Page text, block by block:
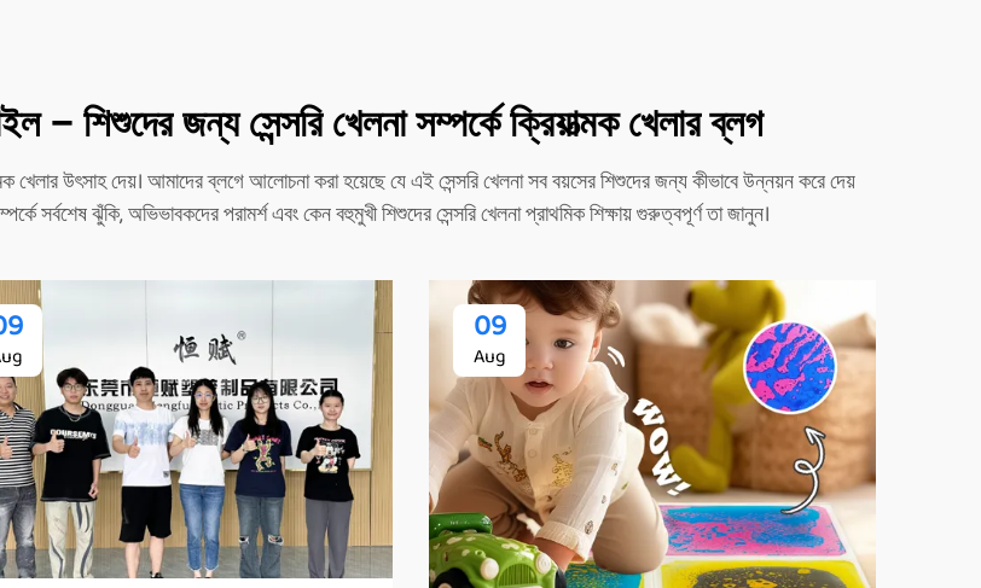
শিশুদের জন্য সেন্সরি খেলনা সম্পর্কে ক্রিয়াত্মক খেলার ব্লগ
খেলার উৎসাহ দেয়। আমাদের ব্লগে আলোচনা করা হয়েছে যে এই সেন্সরি খেলনা সব বয়সের শিশুদের জন্য কীভাবে উন্নয়ন করে দেয়
সর্বশেষ ঝুঁকি, অভিভাবকদের পরামর্শ এবং কেন বহুমুখী শিশুদের সেন্সরি খেলনা প্রাথমিক শিক্ষায় গুরুত্বপূর্ণ তা জানুন।
09
Aug